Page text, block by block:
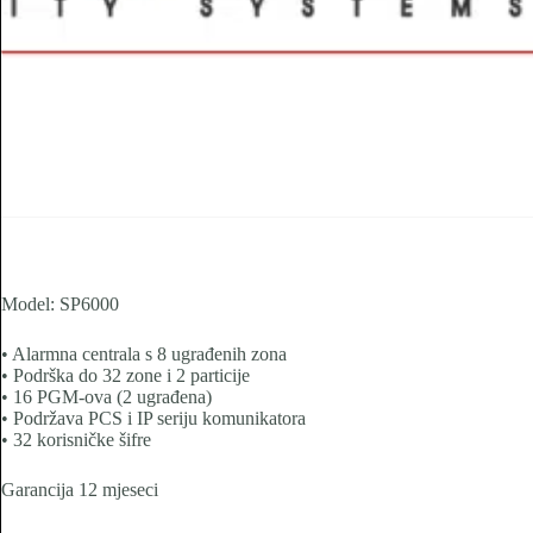
Model: SP6000
• Alarmna centrala s 8 ugrađenih zona
• Podrška do 32 zone i 2 particije
• 16 PGM-ova (2 ugrađena)
• Podržava PCS i IP seriju komunikatora
• 32 korisničke šifre
Garancija 12 mjeseci